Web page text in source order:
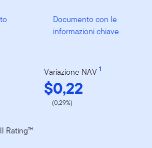
Documento con le
informazioni chiave
Variazione NAV 1
$0,22
(0,29%)
Rating™